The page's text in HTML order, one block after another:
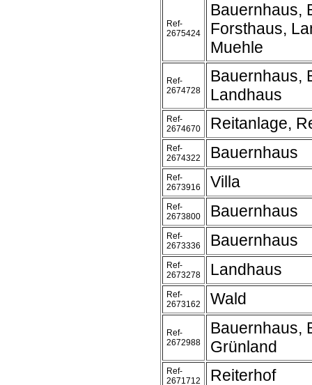
Ref-
2675424
Bauernhaus,
Forsthaus,
Muehle
Ref-
2674728
Bauernhaus,
Landhaus
Ref-
2674670
Reitanlage,
Ref-
2674322
Bauernhaus
Ref-
2673916
Villa
Ref-
2673800
Bauernhaus
Ref-
2673336
Bauernhaus
Ref-
2673278
Landhaus
Ref-
2673162
Wald
Ref-
2672988
Bauernhaus,
Grünland
Ref-
2671712
Reiterhof